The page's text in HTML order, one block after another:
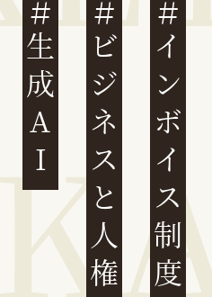
生成AI ビジネスと人権インボイス制度